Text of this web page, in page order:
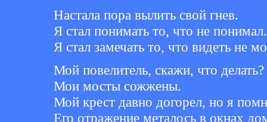
Настала пора вылить свой гнев.
Я стал понимать то, что не понимал.
Я стал замечать то, что видеть не
Мой повелитель, скажи, что делать?
Мои мосты сожжены.
Мой крест давно догорел, но я
Его отражение металось в окнах